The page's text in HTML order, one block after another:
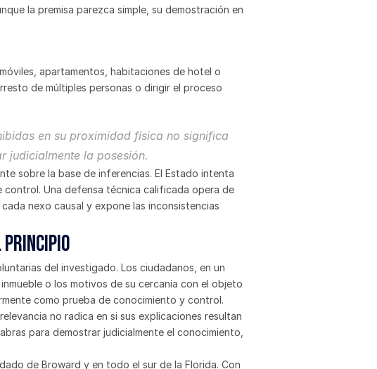
la premisa parezca simple, su demostración en
apartamentos, habitaciones de hotel o
de múltiples personas o dirigir el proceso
en su proximidad física no significa
judicialmente la posesión.
sobre la base de inferencias. El Estado intenta
Una defensa técnica calificada opera de
nexo causal y expone las inconsistencias
principio
del investigado. Los ciudadanos, en un
o los motivos de su cercanía con el objeto
como prueba de conocimiento y control.
no radica en si sus explicaciones resultan
para demostrar judicialmente el conocimiento,
de Broward y en todo el sur de la Florida. Con